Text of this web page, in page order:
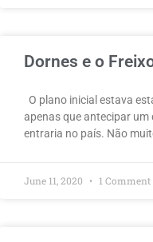
Dornes e o
O plano inicial estava
apenas que antecipar
entraria no país. Não
June 11, 2020 1 Comment